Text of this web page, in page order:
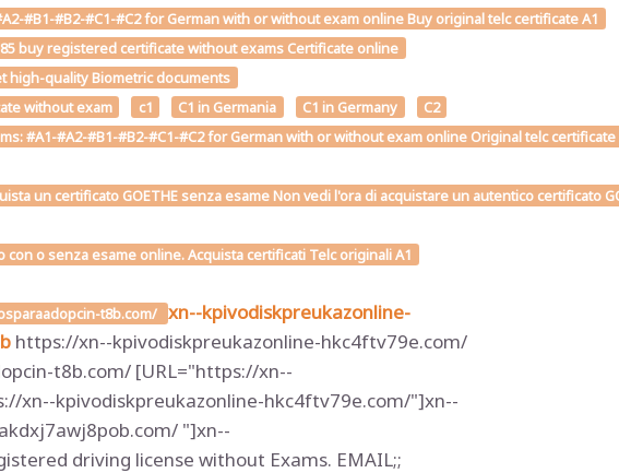
#B1-#B2-#C1-#C2 for German with or without exam online Buy original telc certificate A1
buy registered certificate without exams Certificate online
high-quality Biometric documents
without exam c1 C1 in Germania C1 in Germany
C2
#A1-#A2-#B1-#B2-#C1-#C2 for German with or without exam online Original telc certificate
un certificato GOETHE senza esame Non vedi l'ora di acquistare un autentico
o senza esame online. Acquista certificati Telc originali A1
t8b.com/ xn--kpivodiskpreukazonline-
https://xn--kpivodiskpreukazonline-hkc4ftv79e.com/
t8b.com/ [URL="https://xn--
xn--kpivodiskpreukazonline-hkc4ftv79e.com/"]xn--
"]xn--
driving license without Exams. EMAIL;;